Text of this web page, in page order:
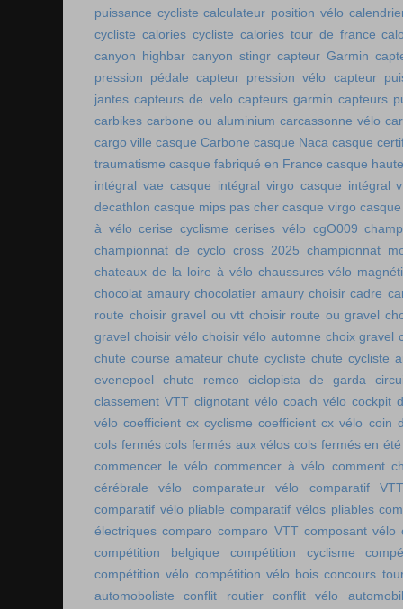
puissance cycliste calculateur position vélo
cycliste calories cycliste calories tour de france
canyon highbar canyon stingr capteur Garmin
pression pédale capteur pression vélo
capteur
jantes capteurs de velo capteurs garmin capteurs
carbikes carbone ou aluminium carcassonne vélo
cargo ville casque Carbone casque Naca casque
traumatisme casque fabriqué en France casque
intégral vae casque intégral virgo casque intégral
decathlon casque mips pas cher casque virgo
à vélo cerise cyclisme cerises vélo cgO009
championnat de cyclo cross 2025 championnat
chateaux de la loire à vélo chaussures vélo
chocolat amaury chocolatier amaury choisir cadre
route choisir gravel ou vtt choisir route ou gravel
gravel choisir vélo choisir vélo automne choix gravel
chute course amateur chute cycliste chute cycliste
evenepoel
chute remco ciclopista de garda
classement VTT clignotant vélo coach vélo cockpit
vélo coefficient cx cyclisme coefficient cx vélo coin
cols fermés cols fermés aux vélos cols fermés en été
commencer le vélo commencer à vélo comment
cérébrale vélo
comparateur vélo
comparatif
comparatif vélo pliable comparatif vélos pliables
électriques comparo comparo VTT composant vélo
compétition belgique
compétition cyclisme
compétition vélo compétition vélo bois concours
automoboliste
conflit routier
conflit vélo